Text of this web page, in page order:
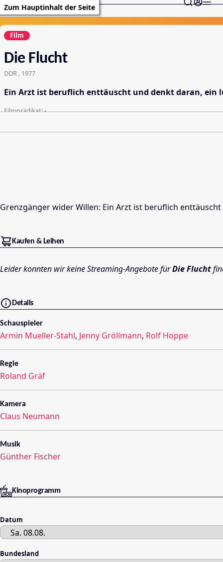
Zum Hauptinhalt der Seite
Film
Die Flucht
DDR , 1977
Ein Arzt ist beruflich enttäuscht und denkt daran, ein
Filmprädikat:-
Grenzgänger wider Willen: Ein Arzt ist beruflich
Kaufen & Leihen
Leider konnten wir keine Streaming-Angebote fürDie Flucht
Details
Schauspieler
Armin Mueller-Stahl, Jenny Gröllmann, Rolf Hoppe
Regie
Roland Gräf
Kamera
Claus Neumann
Musik
Günther Fischer
Kinoprogramm
Datum
Bundesland